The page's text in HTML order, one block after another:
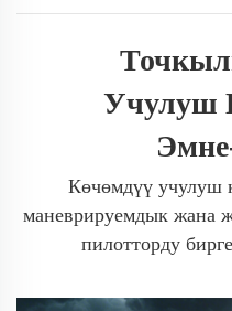
Учулуш
Көчөмдүү учулуш
маневрируемдык жана
пилотторду